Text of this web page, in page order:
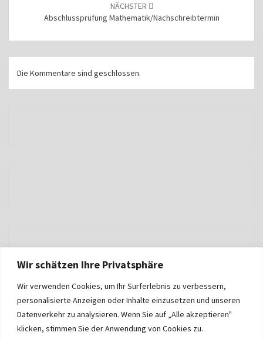
Wir schätzen Ihre Privatsphäre
Wir verwenden Cookies, um Ihr Surferlebnis zu verbessern,
personalisierte Anzeigen oder Inhalte einzusetzen und unseren
Datenverkehr zu analysieren. Wenn Sie auf „Alle akzeptieren"
klicken, stimmen Sie der Anwendung von Cookies zu.
NÄCHSTER
Abschlussprüfung Mathematik/Nachschreibtermin
Die Kommentare sind geschlossen.